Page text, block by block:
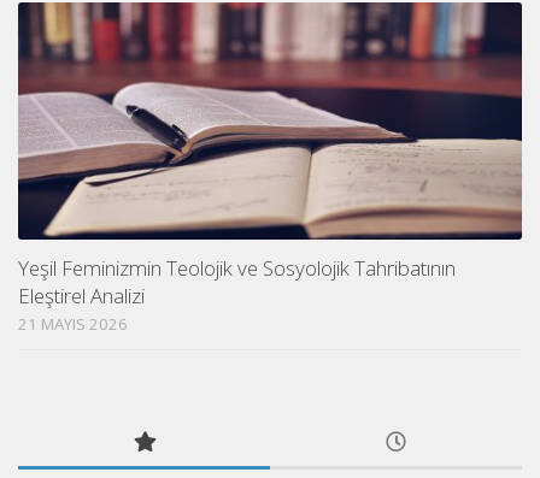
Yeşil Feminizmin Teolojik ve Sosyolojik Tahribatının
Eleştirel Analizi
21 MAYIS 2026